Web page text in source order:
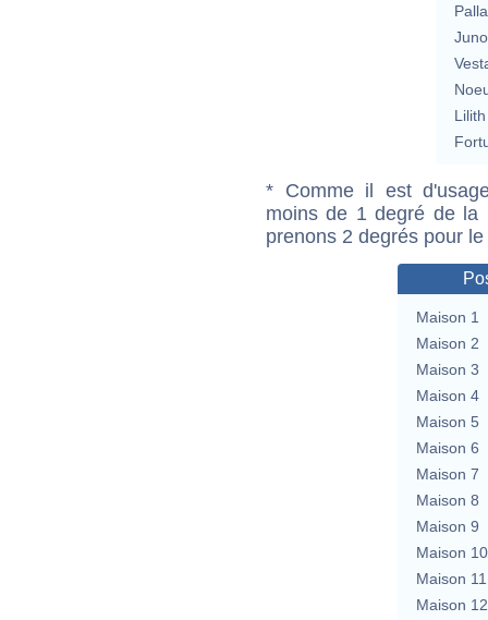
Lilith
* Comme il est
moins de 1 degré de la
prenons 2 degrés pour
Maison 1
Maison 2
Maison 3
Maison 4
Maison 5
Maison 6
Maison 7
Maison 8
Maison 9
Maison 10
Maison 11
Maison 12